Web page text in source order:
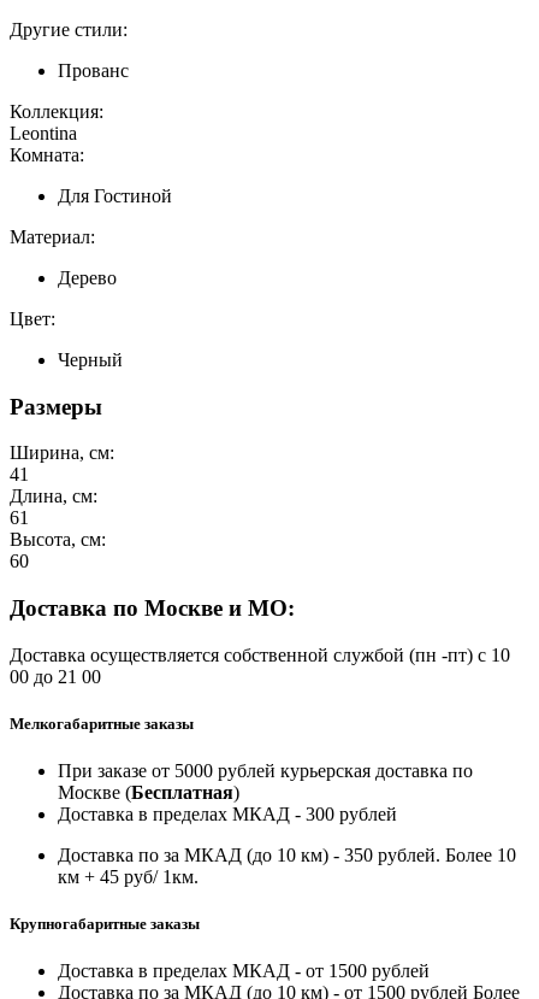
Другие стили:
Прованс
Коллекция:
Leontina
Комната:
Для Гостиной
Материал:
Дерево
Цвет:
Черный
Размеры
Ширина, см:
41
Длина, см:
61
Высота, см:
60
Доставка по Москве и МО:
Доставка осуществляется собственной службой (пн -пт) с 10
00 до 21 00
Мелкогабаритные заказы
При заказе от 5000 рублей курьерская доставка по
Москве (Бесплатная)
Доставка в пределах МКАД - 300 рублей
Доставка по за МКАД (до 10 км) - 350 рублей. Более 10
км + 45 руб/ 1км.
Крупногабаритные заказы
Доставка в пределах МКАД - от 1500 рублей
Доставка по за МКАД (до 10 км) - от 1500 рублей Более